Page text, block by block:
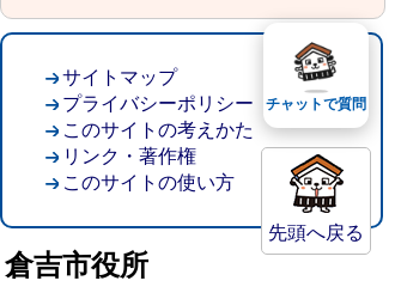
先頭へ戻る
サイトマップ
プライバシーポリシー
このサイトの考えかた
リンク・著作権
このサイトの使い方
倉吉市役所
チャットで質問